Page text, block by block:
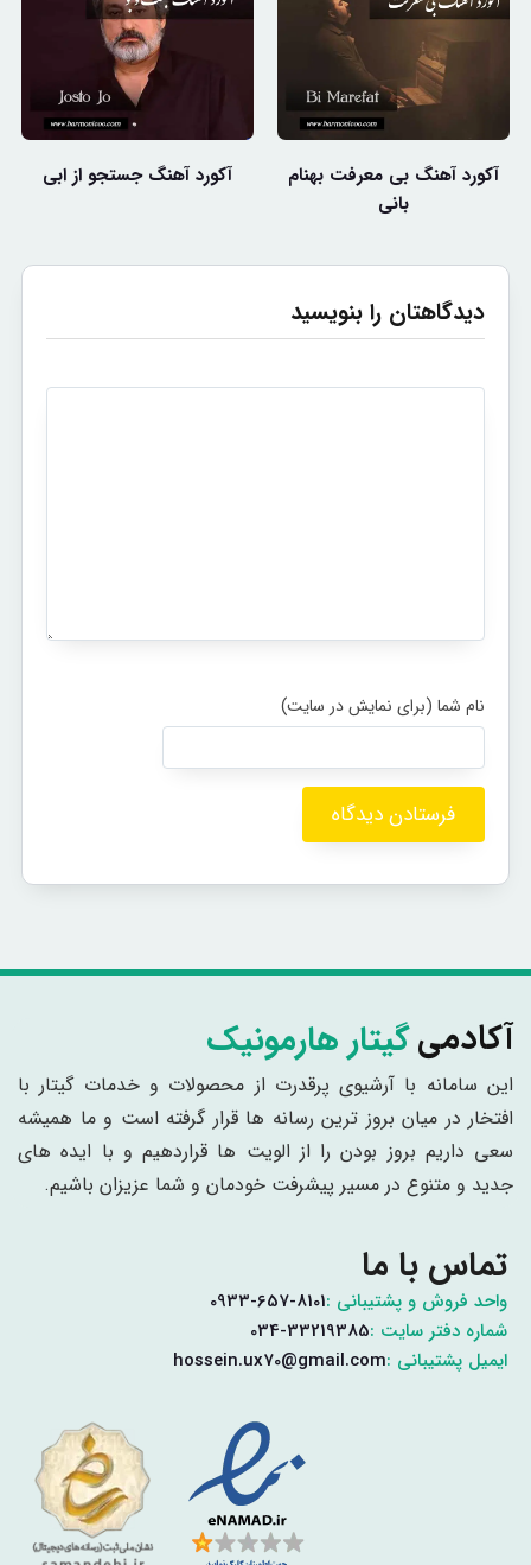
آکورد آهنگ بی معرفت بهنام
بانی
آکورد آهنگ جستجو از ابی
دیدگاهتان را بنویسید
آکادمیگیتار هارمونیک
این سامانه با آرشیوی پرقدرت از محصولات و خدمات گیتار با
افتخار در میان بروز ترین رسانه ها قرار گرفته است و ما همیشه
سعی داریم بروز بودن را از الویت ها قراردهیم و با ایده های
جدید و متنوع در مسیر پیشرفت خودمان و شما عزیزان باشیم.
تماس با ما
واحد فروش و پشتیبانی :0933-657-8101
شماره دفتر سایت :034-33219385
ایمیل پشتیبانی :hossein.ux70@gmail.com